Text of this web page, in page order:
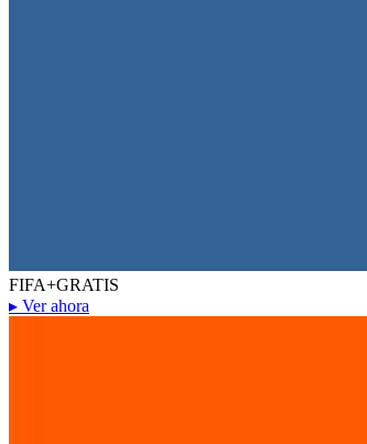
FIFA+GRATIS
▸ Ver ahora